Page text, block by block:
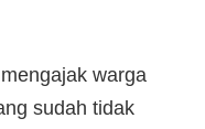
warga
sudah tidak